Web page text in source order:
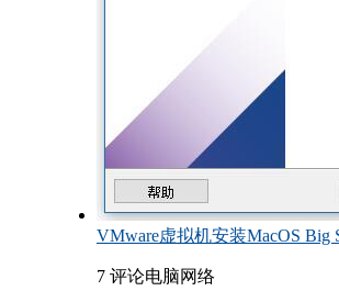
VMware虚拟机安装MacOS Big
7 评论电脑网络